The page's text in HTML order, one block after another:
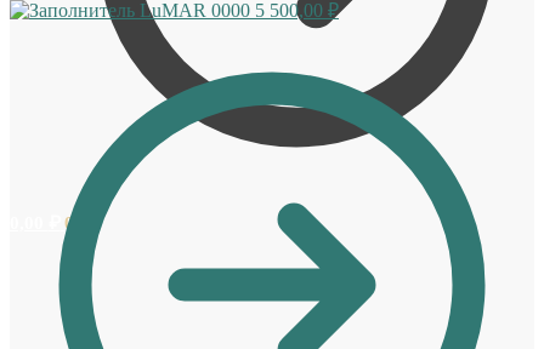
0
LuMAR 0000 5 500,00 ₽